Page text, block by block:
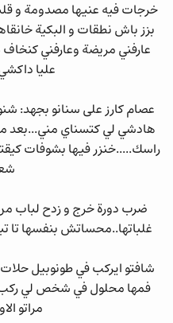
خرجات فيه عنيها مصدومة و
بزز باش نطقات و البكية
عارفني مريضة وعارفني
عليا
عصام كارز على سنانو بجهد:
هادشي لي كتسناي مني...بعد
راسك.....خنزر فيها بشوفات
ضرب دورة خرج و زدح لباب من
غلباتها..محساتش بنفسها تا
شافتو ايركب في طونوبيل
فمها محلول في شخص لي
مراتو